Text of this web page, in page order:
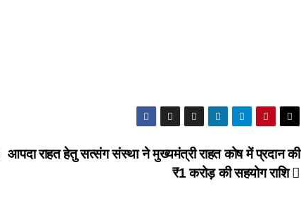
आपदा राहत हेतु सत्संग संस्था ने मुख्यमंत्री राहत कोष में प्रदान की
₹1 करोड़ की सहयोग राशि